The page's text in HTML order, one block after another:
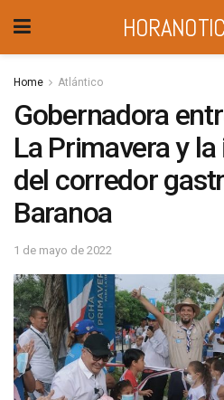
Home Atlántico
Gobernadora
La Primavera y
del corredor
Baranoa
1 de mayo de 2022